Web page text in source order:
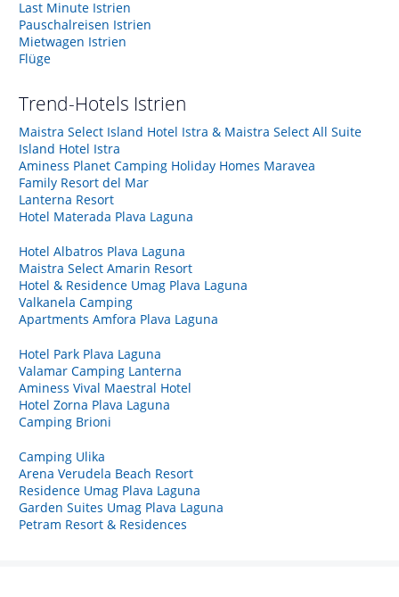
Last Minute Istrien
Pauschalreisen Istrien
Mietwagen Istrien
Flüge
Trend-Hotels Istrien
Maistra Select Island Hotel Istra & Maistra Select All Suite
Island Hotel Istra
Aminess Planet Camping Holiday Homes Maravea
Family Resort del Mar
Lanterna Resort
Hotel Materada Plava Laguna
Hotel Albatros Plava Laguna
Maistra Select Amarin Resort
Hotel & Residence Umag Plava Laguna
Valkanela Camping
Apartments Amfora Plava Laguna
Hotel Park Plava Laguna
Valamar Camping Lanterna
Aminess Vival Maestral Hotel
Hotel Zorna Plava Laguna
Camping Brioni
Camping Ulika
Arena Verudela Beach Resort
Residence Umag Plava Laguna
Garden Suites Umag Plava Laguna
Petram Resort & Residences